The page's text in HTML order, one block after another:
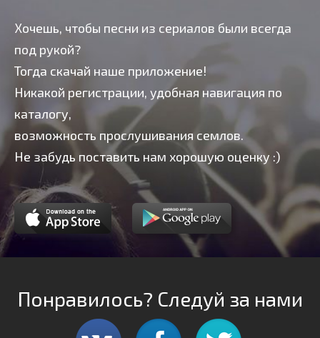
Хочешь, чтобы песни из сериалов были всегда
под рукой?
Тогда скачай наше приложение!
Никакой регистрации, удобная навигация по
каталогу,
возможность прослушивания семлов.
Не забудь поставить нам хорошую оценку :)
Понравилось? Следуй за нами